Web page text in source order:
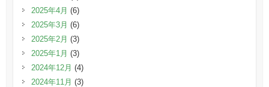
2025年4月 (6)
2025年3月 (6)
2025年2月 (3)
2025年1月 (3)
2024年12月 (4)
2024年11月 (3)